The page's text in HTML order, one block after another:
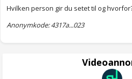
Hvilken person gir du setet til og
Anonymkode: 4317a...023